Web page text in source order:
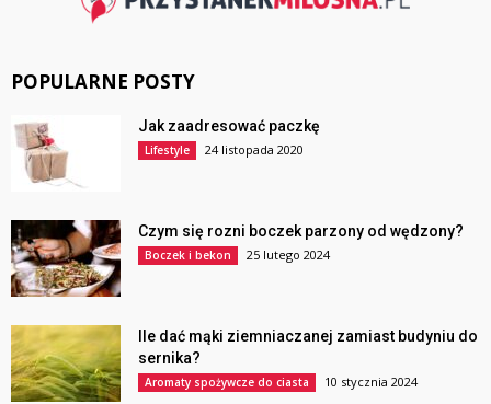
POPULARNE POSTY
Jak zaadresować paczkę
Lifestyle 24 listopada 2020
Czym się rozni boczek parzony od wędzony?
Boczek i bekon 25 lutego 2024
Ile dać mąki ziemniaczanej zamiast budyniu do
sernika?
Aromaty spożywcze do ciasta 10 stycznia 2024